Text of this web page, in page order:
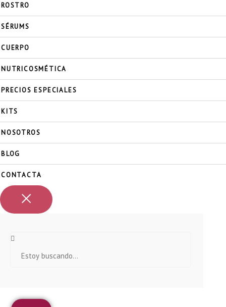
ROSTRO
SÉRUMS
CUERPO
NUTRICOSMÉTICA
PRECIOS ESPECIALES
KITS
NOSOTROS
BLOG
CONTACTA
S
h